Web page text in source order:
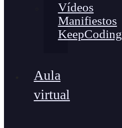
Vídeos
Manifiestos
KeepCoding
Aula
virtual